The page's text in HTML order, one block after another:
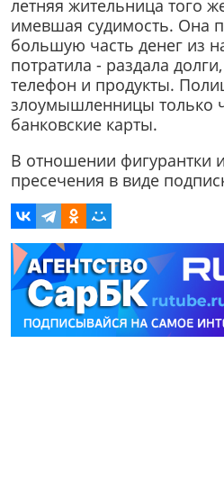
летняя жительница того
имевшая судимость. Она
большую часть денег из
потратила - раздала
телефон и продукты.
злоумышленницы только
банковские карты.
В отношении фигурантки
пресечения в виде